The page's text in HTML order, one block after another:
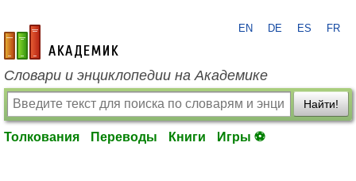
academic.ru
EN DE ES FR
Словари и энциклопедии на Академике
Найти!
Толкования Переводы Книги Игры ⚽